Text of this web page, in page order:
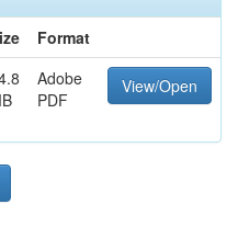
Format
Adobe
PDF
View/Open